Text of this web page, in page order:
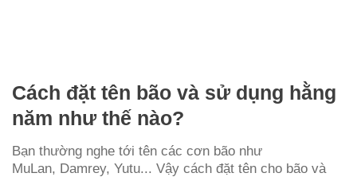
Cách đặt tên bão và sử dụng hằng
năm như thế nào?
Bạn thường nghe tới tên các cơn bão như
MuLan, Damrey, Yutu... Vậy cách đặt tên cho bão và